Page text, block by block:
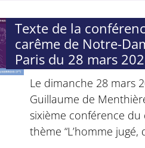
Texte de la
carême de Notre-
Paris du 28 mars
Le dimanche 28 mars
Guillaume de
sixième conférence du
thème “L’homme jugé,